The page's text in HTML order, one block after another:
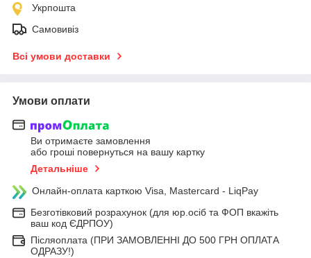
Укрпошта
Самовивіз
Всі умови доставки
Умови оплати
Ви отримаєте замовлення
або гроші повернуться на вашу картку
Детальніше
Онлайн-оплата карткою Visa, Mastercard - LiqPay
Безготівковий розрахунок (для юр.осіб та ФОП вкажіть
ваш код ЄДРПОУ)
Післяоплата (ПРИ ЗАМОВЛЕННІ ДО 500 ГРН ОПЛАТА
ОДРАЗУ!)